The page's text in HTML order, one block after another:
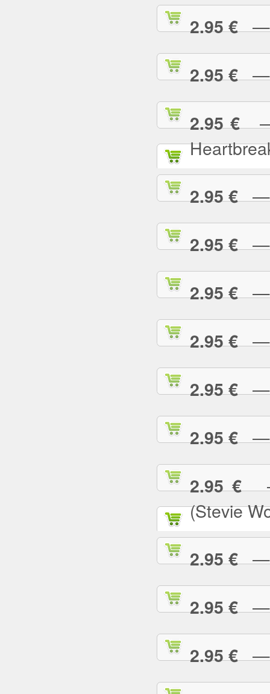
2.95 €—
2.95 €—
2.95 €—
2.95 €—
2.95 €—
2.95 €—
2.95 €—
2.95 €—
2.95 €—
2.95 €—
(Stevie
2.95 €—
2.95 €—
2.95 €—